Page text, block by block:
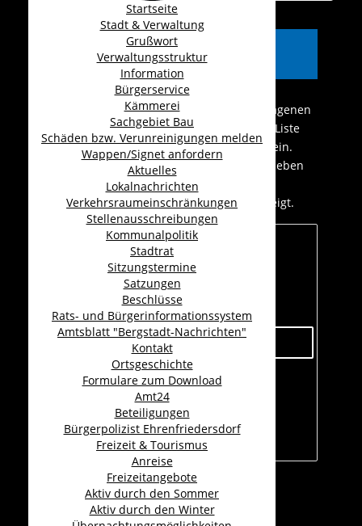
Startseite
Stadt & Verwaltung
Grußwort
Verwaltungsstruktur
Information
Bürgerservice
Kämmerei
Sachgebiet Bau
Schäden bzw. Verunreinigungen melden
Wappen/Signet anfordern
Aktuelles
Lokalnachrichten
Verkehrsraumeinschränkungen
Stellenausschreibungen
Kommunalpolitik
Stadtrat
Sitzungstermine
Satzungen
Beschlüsse
Rats- und Bürgerinformationssystem
Amtsblatt "Bergstadt-Nachrichten"
Kontakt
Ortsgeschichte
Formulare zum Download
Amt24
Beteiligungen
Bürgerpolizist Ehrenfriedersdorf
Freizeit & Tourismus
Anreise
Freizeitangebote
Aktiv durch den Sommer
Aktiv durch den Winter
Branchenverzeichnis
Ehrenfriedersdorf
Hier finden Sie eine Übersicht der eingetragenen
Gewerbe der Stadt Ehrenfriedersdorf. Die Liste
kann unter Umständen nicht vollständig sein.
Wählen Sie die entsprechende Kateogrie neben
"Filter" aus. Ihnen werden dann nur noch
Unternehmen aus dieser Kategorie angezeigt.
Suchen
Aldi